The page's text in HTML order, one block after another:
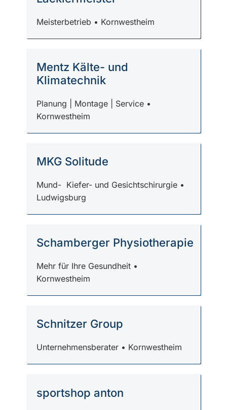
Meisterbetrieb • Kornwestheim
Mentz Kälte- und
Klimatechnik
Planung | Montage | Service •
Kornwestheim
MKG Solitude
Mund- Kiefer- und Gesichtschirurgie •
Ludwigsburg
Schamberger Physiotherapie
Mehr für Ihre Gesundheit •
Kornwestheim
Schnitzer Group
Unternehmensberater • Kornwestheim
sportshop anton